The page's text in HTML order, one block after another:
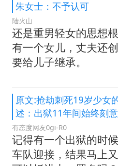
朱女士：不予认可
陆火山
还是重男轻女的思想
有一个女儿，丈夫还
要给儿子继承。
原文:抢劫刺死19岁少女
述：出狱11年间始终刻
有态度网友0gi-R0
记得有一个出狱的时
车队迎接，结果马上